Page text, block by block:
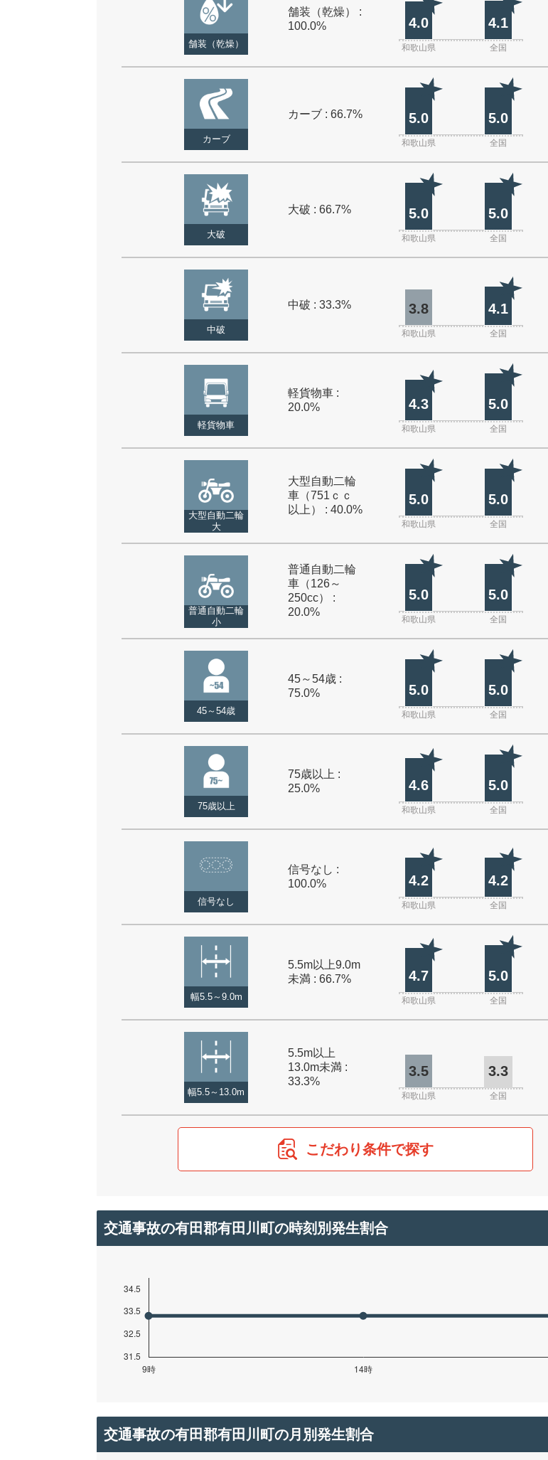
舗装（乾燥）
舗装（乾燥） :
100.0%
4.0 4.1
和歌山県 全国
カーブ
カーブ : 66.7% 5.0 5.0
和歌山県 全国
大破
大破 : 66.7% 5.0 5.0
和歌山県 全国
中破
中破 : 33.3% 3.8 4.1
和歌山県 全国
軽貨物車
軽貨物車 :
20.0%
4.3 5.0
和歌山県 全国
大型自動二輪
大
大型自動二輪
車（751ｃｃ
以上） : 40.0%
5.0 5.0
和歌山県 全国
普通自動二輪
小
普通自動二輪
車（126～
250cc） :
20.0%
5.0 5.0
和歌山県 全国
45～54歳
45～54歳 :
75.0%
5.0 5.0
和歌山県 全国
75歳以上
75歳以上 :
25.0%
4.6 5.0
和歌山県 全国
信号なし
信号なし :
100.0%
4.2 4.2
和歌山県 全国
幅5.5～9.0m
5.5m以上9.0m
未満 : 66.7%
4.7 5.0
和歌山県 全国
幅5.5～13.0m
5.5m以上
13.0m未満 :
33.3%
3.5 3.3
和歌山県 全国
こだわり条件で探す
交通事故の有田郡有田川町の時刻別発生割合
交通事故の有田郡有田川町の月別発生割合